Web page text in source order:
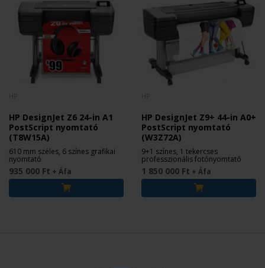
HP DesignJet Z6 24-in A1
PostScript nyomtató
(T8W15A)
610 mm széles, 6 színes grafikai
nyomtató
935 000 Ft + Áfa
HP DesignJet Z9+ 44-in A0+
PostScript nyomtató
(W3Z72A)
9+1 színes, 1 tekercses
professzionális fotónyomtató
1 850 000 Ft + Áfa